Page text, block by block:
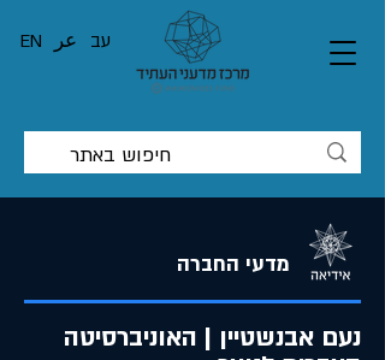
EN عر עב
מדעי החברה
נעם אבנשטיין | האוניברסיטה